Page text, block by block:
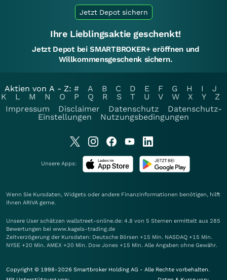
Jetzt Depot sichern
Ihre Lieblingsaktie geschenkt!
Jetzt Depot bei SMARTBROKER+ eröffnen und
Willkommensgeschenk sichern.
Aktien von A - Z: # A B C D E F G H I
J
K
L M N O P Q R S T U V W X Y
Z
Impressum
Disclaimer Datenschutz
Datenschutz-
Einstellungen
Nutzungsbedingungen
Unsere Apps:
Wenn Sie Kursdaten, Widgets oder andere Finanzinformationen benötigen, hilft
Ihnen ARIVA gerne.
Unsere User schätzen wallstreet-online.de: 4.8 von 5 Sternen ermittelt aus 285
Bewertungen bei www.kagels-trading.de
Zeitverzögerung der Kursdaten: Deutsche Börsen +15 Min. NASDAQ +15 Min.
NYSE +20 Min. AMEX +20 Min. Dow Jones +15 Min. Alle Angaben ohne Gewähr.
Copyright © 1998-2026 Smartbroker Holding AG - Alle Rechte vorbehalten.